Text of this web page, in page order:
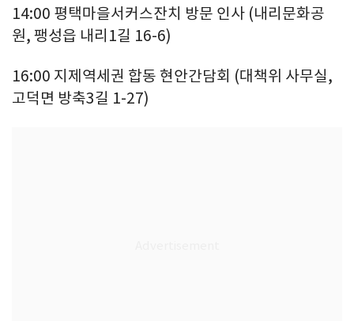
14:00 평택마을서커스잔치 방문 인사 (내리문화공
원, 팽성읍 내리1길 16-6)
16:00 지제역세권 합동 현안간담회 (대책위 사무실,
고덕면 방축3길 1-27)